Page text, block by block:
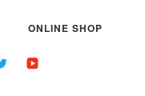
ONLINE SHOP